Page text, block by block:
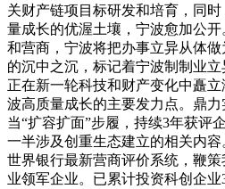
关财产链项目标研发和培育，同
量成长的优渥土壤，宁波愈加公
和营商，宁波将把办事立异从体
的沉中之沉，标记着宁波制制业
正在新一轮科技和财产变化中矗
波高质量成长的主要发力点。鼎
当“扩容扩面”步履，持续3年获评
一半涉及创重生态建立的相关内
世界银行最新营商评价系统，鞭
业领军企业。已累计投资科创企